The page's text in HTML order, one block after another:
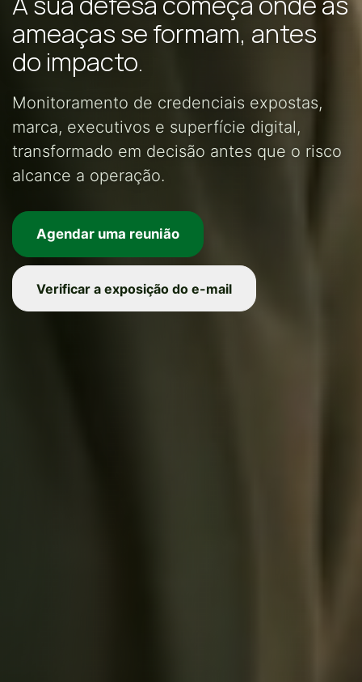
ameaças se formam, antes
do impacto.
Monitoramento de credenciais expostas,
marca, executivos e superfície digital,
transformado em decisão antes que o risco
alcance a operação.
Agendar uma reunião
Verificar a exposição do e-mail